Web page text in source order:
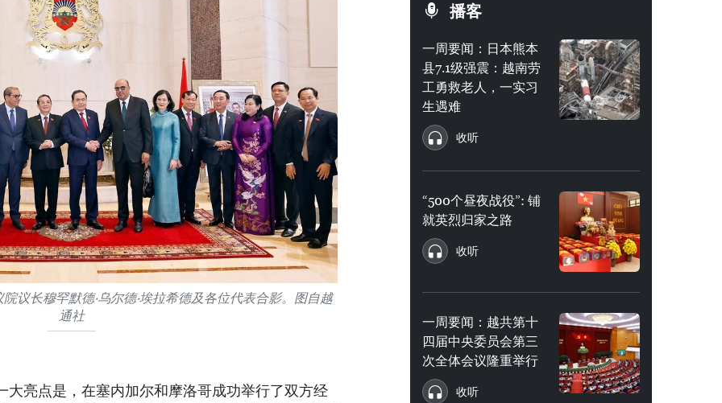
议长穆罕默德·乌尔德·埃拉希德及各位代表合影。图自越
通社
大亮点是，在塞内加尔和摩洛哥成功举行了双方经
播客
一周要闻：日本熊本
县7.1级强震：越南劳
工勇救老人，一实习
生遇难
收听
“500个昼夜战役”: 铺
就英烈归家之路
收听
一周要闻：越共第十
四届中央委员会第三
次全体会议隆重举行
收听